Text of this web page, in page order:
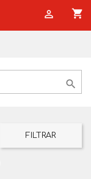
shopping_cart


FILTRAR